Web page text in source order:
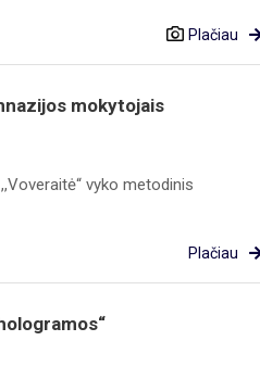
Plačiau
mokytojais
vyko metodinis
Plačiau